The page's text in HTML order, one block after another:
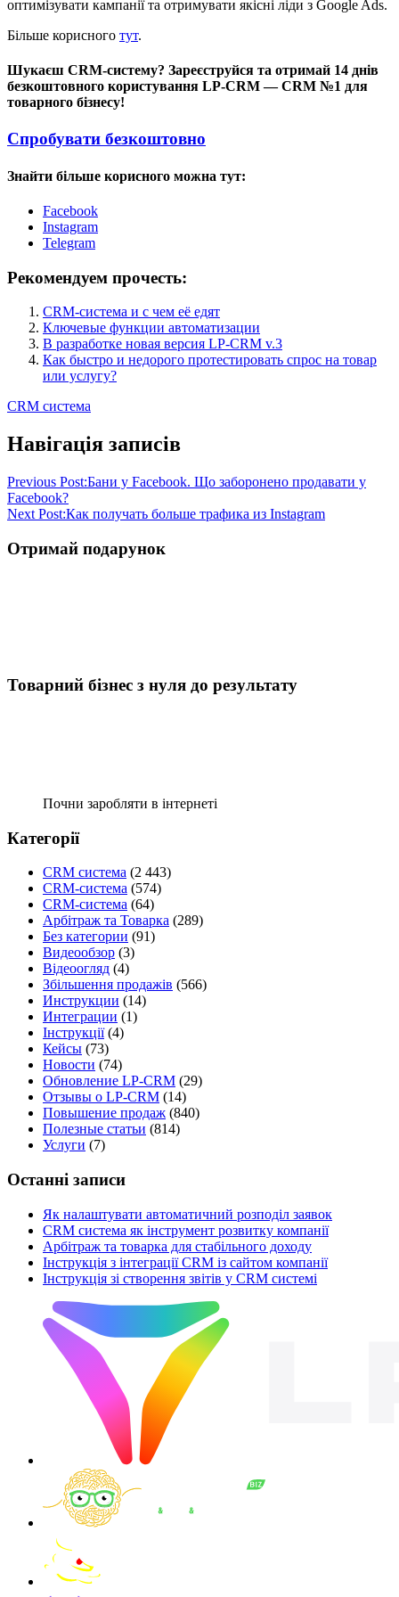
оптимізувати кампанії та отримувати якісні ліди з Google Ads.
Більше корисного тут.
Шукаєш CRM-систему? Зареєструйся та отримай 14 днів
безкоштовного користування LP-CRM — CRM №1 для
товарного бізнесу!
Спробувати безкоштовно
Знайти більше корисного можна тут:
Facebook
Instagram
Telegram
Рекомендуем прочесть:
CRM-система и с чем её едят
Ключевые функции автоматизации
В разработке новая версия LP-CRM v.3
Как быстро и недорого протестировать спрос на товар
или услугу?
CRM система
Навігація записів
Previous Post:Бани у Facebook. Що заборонено продавати у
Facebook?
Next Post:Как получать больше трафика из Instagram
Отримай подарунок
Товарний бізнес з нуля до результату
Почни заробляти в інтернеті
Категорії
CRM система (2 443)
CRM-система (574)
CRM-система (64)
Арбітраж та Товарка (289)
Без категории (91)
Видеообзор (3)
Відеоогляд (4)
Збільшення продажів (566)
Инструкции (14)
Интеграции (1)
Інструкції(4)
Кейсы (73)
Новости (74)
Обновление LP-CRM (29)
Отзывы о LP-CRM (14)
Повышение продаж (840)
Полезные статьи (814)
Услуги (7)
Останні записи
Як налаштувати автоматичний розподіл заявок
CRM система як інструмент розвитку компанії
Арбітраж та товарка для стабільного доходу
Інструкція з інтеграції CRM із сайтом компанії
Інструкція зі створення звітів у CRM системі